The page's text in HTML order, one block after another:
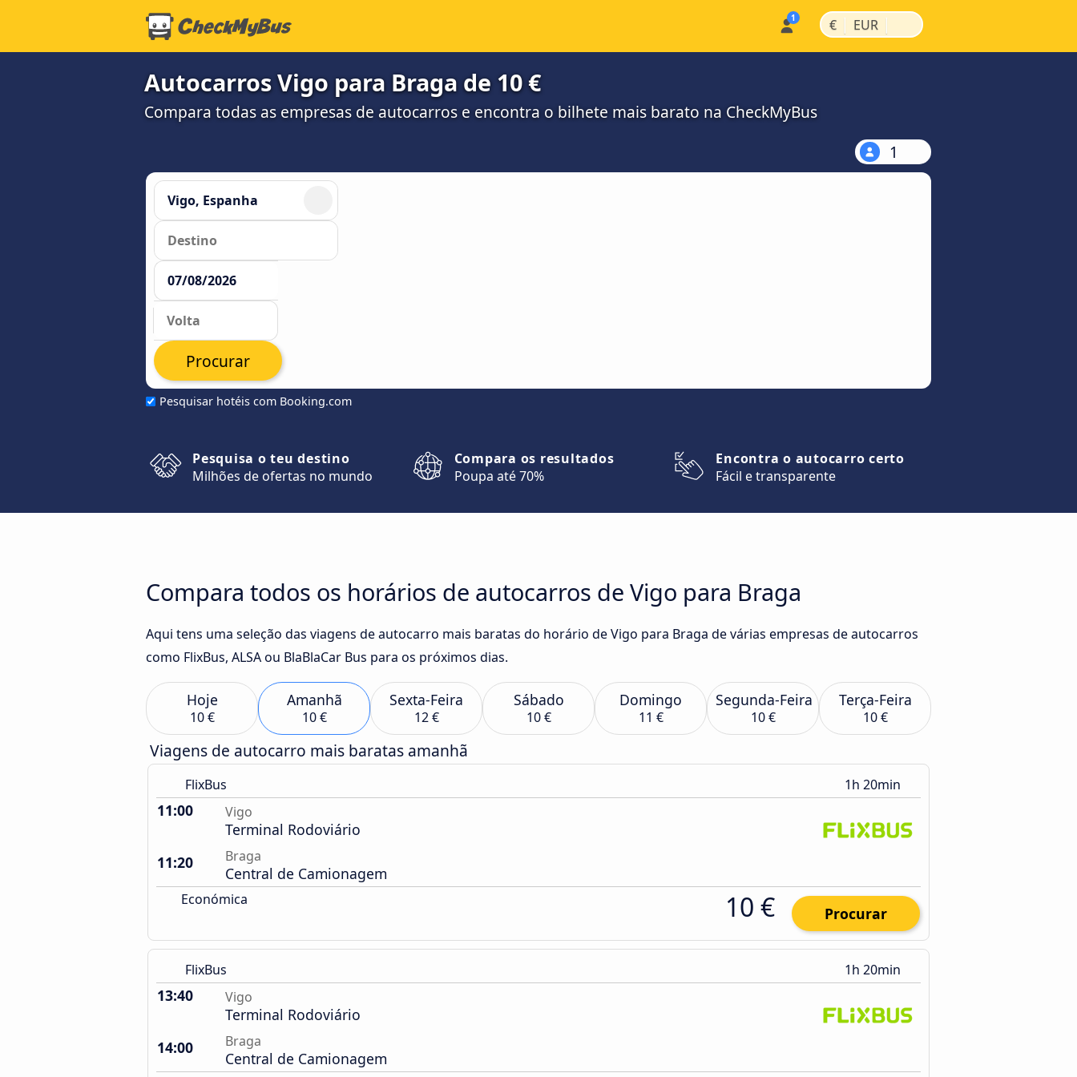
€ | EUR |
Autocarros Vigo para Braga de 10 €
Compara todas as empresas de autocarros e encontra o bilhete mais barato na CheckMyBus
1
Pesquisar hotéis com Booking.com
Procurar
Pesquisa o teu destino
Milhões de ofertas no mundo
Compara os resultados
Poupa até 70%
Encontra o autocarro certo
Fácil e transparente
Compara todos os horários de autocarros de Vigo para Braga
Aqui tens uma seleção das viagens de autocarro mais baratas do horário de Vigo para Braga de várias empresas de autocarros
como FlixBus, ALSA ou BlaBlaCar Bus para os próximos dias.
Hoje
10 €
Amanhã
10 €
Sexta-Feira
12 €
Sábado
10 €
Domingo
11 €
Segunda-Feira
10 €
Terça-Feira
10 €
Viagens de autocarro mais baratas amanhã
FlixBus 1h 20min
11:00 Vigo
Terminal Rodoviário
11:20
Braga
Central de Camionagem
Económica 10 € Procurar
FlixBus 1h 20min
13:40 Vigo
Terminal Rodoviário
14:00
Braga
Central de Camionagem